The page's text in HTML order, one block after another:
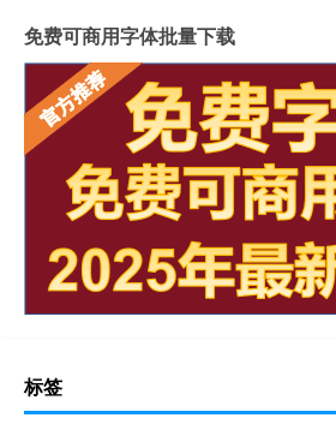
免费可商用字体批量下载
标签